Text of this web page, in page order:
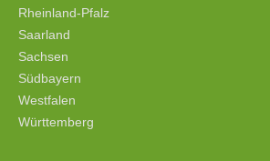
Rheinland-Pfalz
Saarland
Sachsen
Südbayern
Westfalen
Württemberg